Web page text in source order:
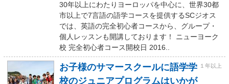
30年以上にわたりヨーロッパを中心に、世界30都
市以上で7言語の語学コースを提供するSCジオス
では、英語の完全初心者コースから、グループ・
個人レッスンも開講しております！ ニューヨーク
校 完全初心者コース開校日 2016..
お子様のサマースクールに語学学
校のジュニアプログラムはいかが
１年以上